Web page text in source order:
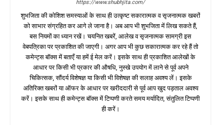
https://www.shubhjita.com/
शुभजिता की कोशिश समस्याओं के साथ ही उत्कृष्ट सकारात्मक व सृजनात्मक खबरों
को साभार संग्रहित कर आगे ले जाना है। अब आप भी शुभजिता में लिख सकते हैं,
बस नियमों का ध्यान रखें। चयनित खबरें, आलेख व सृजनात्मक सामग्री इस
वेबपत्रिका पर प्रकाशित की जाएगी। अगर आप भी कुछ सकारात्मक कर रहे हैं तो
कमेन्ट्स बॉक्स में बताएँ या हमें ई मेल करें। इसके साथ ही प्रकाशित आलेखों के
आधार पर किसी भी प्रकार की औषधि, नुस्खे उपयोग में लाने से पूर्व अपने
चिकित्सक, सौंदर्य विशेषज्ञ या किसी भी विशेषज्ञ की सलाह अवश्य लें। इसके
अतिरिक्त खबरों या ऑफर के आधार पर खरीददारी से पूर्व आप खुद पड़ताल अवश्य
करें। इसके साथ ही कमेन्ट्स बॉक्स में टिप्पणी करते समय मर्यादित, संतुलित टिप्पणी
ही करें।